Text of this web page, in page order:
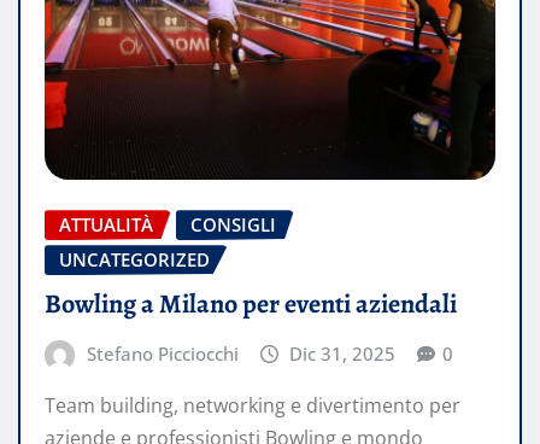
ATTUALITÀ
CONSIGLI
UNCATEGORIZED
Bowling a Milano per eventi aziendali
Stefano Picciocchi Dic 31, 2025 0
Team building, networking e divertimento per
aziende e professionisti Bowling e mondo